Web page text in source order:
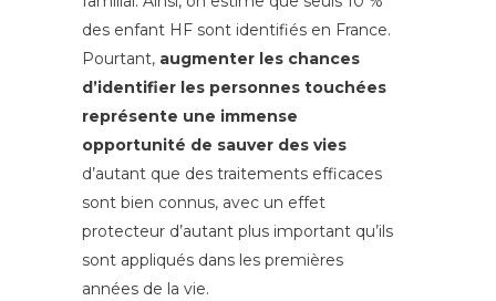
des enfant HF sont identifiés en France.
Pourtant, augmenter les chances
d’identifier les personnes touchées
représente une immense
opportunité de sauver des vies
d’autant que des traitements efficaces
sont bien connus, avec un effet
protecteur d’autant plus important qu’ils
sont appliqués dans les premières
années de la vie.